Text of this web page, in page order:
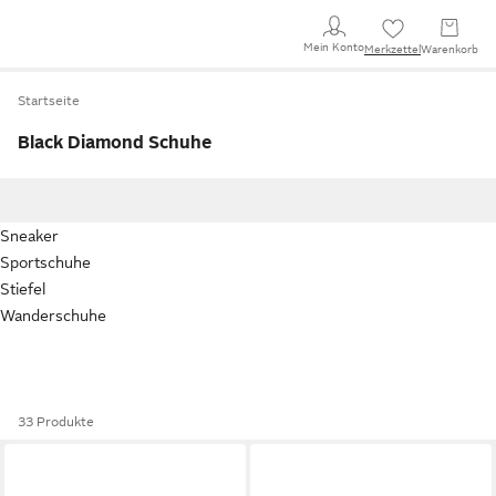
Mein KontoMerkzettel Warenkorb
Startseite
Black Diamond Schuhe
Sneaker
Sportschuhe
Stiefel
Wanderschuhe
33 Produkte